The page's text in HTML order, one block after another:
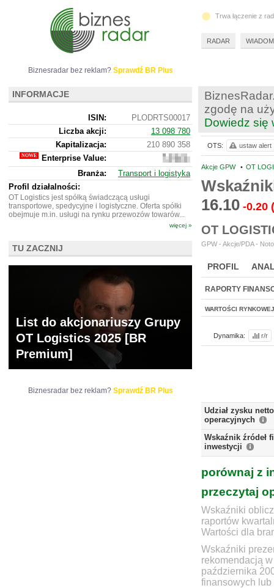
zgodę na
Dowiedz się
Akcje GPW • OT
16.10 -0.20
OT
GPW - Akcje/PDA -
PROFIL
BR LAB
RAPORTY
WARTOŚCI RYNKOWEJ
Dynamika: r/r
Udział zysku
operacyjnych
Wskaźnik źródeł
inwestycji
porównaj z
przeczytaj
Wskaźniki
raportów
Wartości dla
Wskaźniki
rekomendacją
października
finansowych lub
OTS: ustaw alert
Biznesradar bez reklam? Sprawdź BR Plus
INFORMACJE
ISIN:
PLODRTS00017
Liczba akcji:
13 098 780
Kapitalizacja:
210 890 358
Enterprise Value:
654
611 358
Branża:
Transport i logistyka
Profil działalności:
OT Logistics jest spółką świadczącą usługi
transportowe, spedycyjne i logistyczne. Oferta spółki
obejmuje m.in. usługi na rynku przewozów towarów...
więcej »
TU ZACZNIJ
List do akcjonariuszy Grupy
OT Logistics 2025 [BR
Premium]
Biznesradar bez reklam? Sprawdź BR Plus
Trwa łączenie z
RADAR